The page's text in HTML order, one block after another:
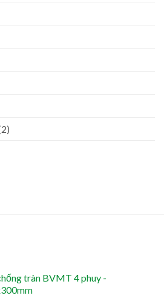
tràn BVMT 4 phuy -